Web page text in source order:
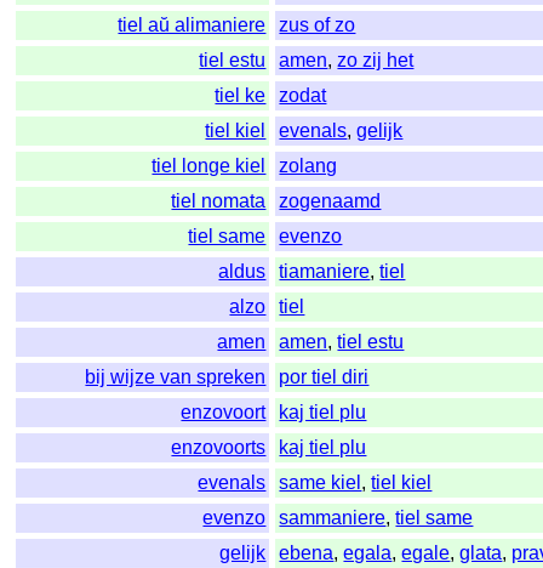
tiel aŭ alimaniere
zus of zo
tiel estu
amen,zo zij het
tiel ke
zodat
tiel kiel
evenals,gelijk
tiel longe kiel
zolang
tiel nomata
zogenaamd
tiel same
evenzo
aldus
tiamaniere,tiel
alzo
tiel
amen
amen,tiel estu
bij wijze van spreken
por tiel diri
enzovoort
kaj tiel plu
enzovoorts
kaj tiel plu
evenals
same kiel ,tiel kiel
evenzo
sammaniere,tiel same
gelijk
ebena,egala,egale,glata,